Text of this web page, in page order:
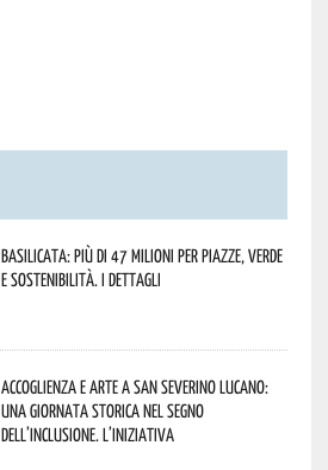
Basilicata: più di 47 milioni per piazze, verde
e sostenibilità. I dettagli
Accoglienza e arte a San Severino Lucano:
una giornata storica nel segno
dell’inclusione. L’iniziativa